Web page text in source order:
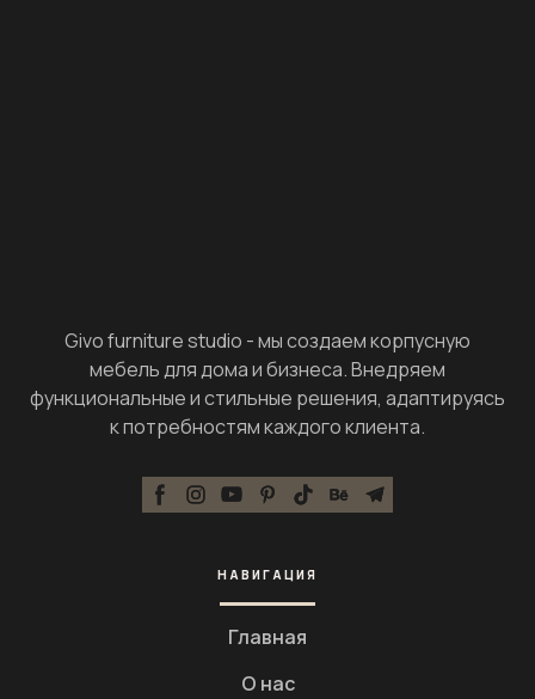
Givo furniture studio - мы создаем корпусную
мебель для дома и бизнеса. Внедряем
функциональные и стильные решения, адаптируясь
к потребностям каждого клиента.
НАВИГАЦИЯ
Главная
О нас